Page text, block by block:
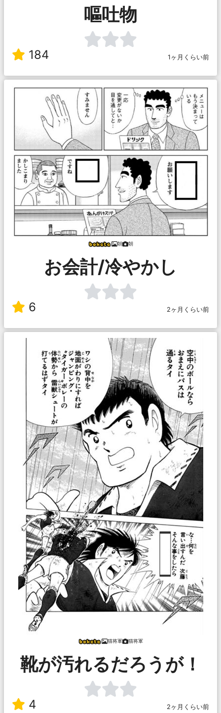
嘔吐物
184 1ヶ月くらい前
朝 朝
お会計/冷やかし
6 2ヶ月くらい前
猫将軍 猫将軍
靴が汚れるだろうが！
4 2ヶ月くらい前